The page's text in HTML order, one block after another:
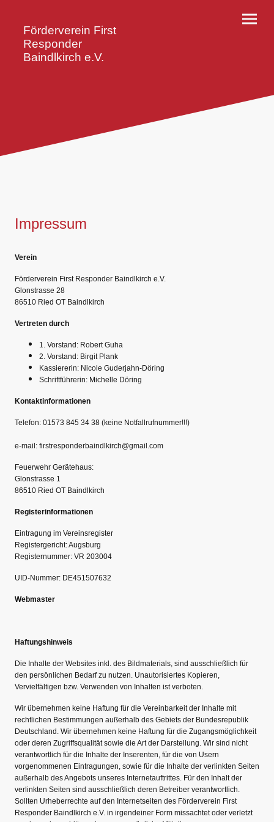
Förderverein First
Responder
Baindlkirch e.V.
Impressum
Verein
Förderverein First Responder Baindlkirch e.V.
Glonstrasse 28
86510 Ried OT Baindlkirch
Vertreten durch
1. Vorstand: Robert Guha
2. Vorstand: Birgit Plank
Kassiererin: Nicole Guderjahn-Döring
Schriftführerin: Michelle Döring
Kontaktinformationen
Telefon: 01573 845 34 38 (keine Notfallrufnummer!!!)
e-mail: firstresponderbaindlkirch@gmail.com
Feuerwehr Gerätehaus:
Glonstrasse 1
86510 Ried OT Baindlkirch
Registerinformationen
Eintragung im Vereinsregister
Registergericht: Augsburg
Registernummer: VR 203004
UID-Nummer: DE451507632
Webmaster
Haftungshinweis
Die Inhalte der Websites inkl. des Bildmaterials, sind ausschließlich für
den persönlichen Bedarf zu nutzen. Unautorisiertes Kopieren,
Vervielfältigen bzw. Verwenden von Inhalten ist verboten.
Wir übernehmen keine Haftung für die Vereinbarkeit der Inhalte mit
rechtlichen Bestimmungen außerhalb des Gebiets der Bundesrepublik
Deutschland. Wir übernehmen keine Haftung für die Zugangsmöglichkeit
oder deren Zugriffsqualität sowie die Art der Darstellung. Wir sind nicht
verantwortlich für die Inhalte der Inserenten, für die von Usern
vorgenommenen Eintragungen, sowie für die Inhalte der verlinkten Seiten
außerhalb des Angebots unseres Internetauftrittes. Für den Inhalt der
verlinkten Seiten sind ausschließlich deren Betreiber verantwortlich.
Sollten Urheberrechte auf den Internetseiten des Förderverein First
Responder Baindlkirch e.V. in irgendeiner Form missachtet oder verletzt